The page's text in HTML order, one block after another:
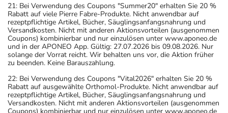
21: Bei Verwendung des Coupons "Summer20" erhalten Sie 20 %
Rabatt auf viele Pierre Fabre-Produkte. Nicht anwendbar auf
rezeptpflichtige Artikel, Bücher, Säuglingsanfangsnahrung und
Versandkosten. Nicht mit anderen Aktionsvorteilen (ausgenommen
Coupons) kombinierbar und nur einzulösen unter www.aponeo.de
und in der APONEO App. Gültig: 27.07.2026 bis 09.08.2026. Nur
solange der Vorrat reicht. Wir behalten uns vor, die Aktion früher
zu beenden. Keine Barauszahlung.
22: Bei Verwendung des Coupons "Vital2026" erhalten Sie 20 %
Rabatt auf ausgewählte Orthomol-Produkte. Nicht anwendbar auf
rezeptpflichtige Artikel, Bücher, Säuglingsanfangsnahrung und
Versandkosten. Nicht mit anderen Aktionsvorteilen (ausgenommen